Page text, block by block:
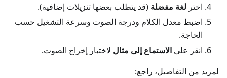
اختر لغة مفضلة (قد يتطلب بعضها تنزيلات إضافية).
اضبط معدل الكلام ودرجة الصوت وسرعة التشغيل حسب
الحاجة.
انقر على الاستماع إلى مثال لاختبار إخراج الصوت.
لمزيد من التفاصيل، راجع: